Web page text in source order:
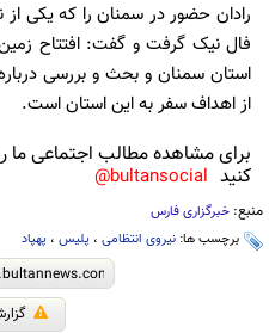
رادان حضور در سمنان را که یکی
استان سمنان و بحث و بررسی
از اهداف سفر به این استان است.
برای مشاهده مطالب اجتماعی ما
کنید bultansocial@
منبع: خبرگزاری فارس
برچسب ها: نیروی انتظامی ، پلیس ، پهپاد